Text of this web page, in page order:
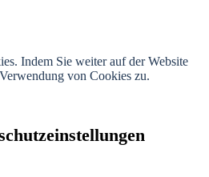
Indem Sie weiter auf der Website
von Cookies zu.